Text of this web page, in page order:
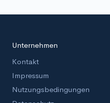
Unternehmen
Kontakt
Impressum
Nutzungsbedingungen